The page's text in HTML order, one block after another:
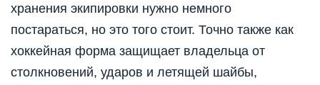
хранения экипировки нужно немного
постараться, но это того стоит. Точно также как
хоккейная форма защищает владельца от
столкновений, ударов и летящей шайбы,